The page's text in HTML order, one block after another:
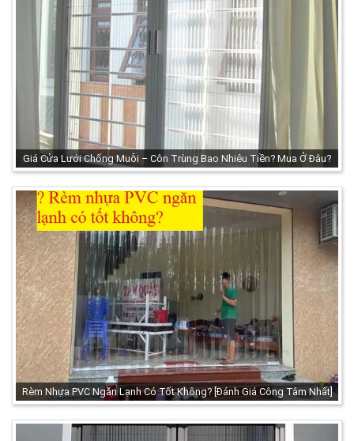
Giá Cửa Lưới Chống Muỗi – Côn Trùng Bao Nhiêu Tiền? Mua Ở Đâu?
Rèm Nhựa PVC Ngăn Lạnh Có Tốt Không? [Đánh Giá Công Tâm Nhất]